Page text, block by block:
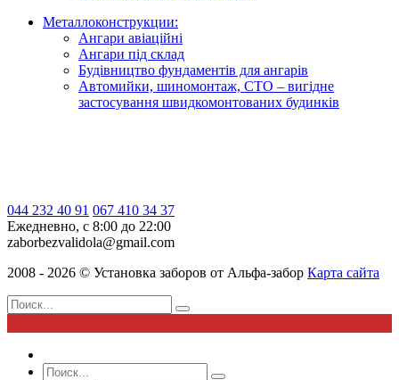
Металлоконструкции:
Ангари авіаційні
Ангари під склад
Будівництво фундаментів для ангарів
Автомийки, шиномонтаж, СТО – вигідне
застосування швидкомонтованих будинків
044 232 40 91 067 410 34 37
Ежедневно, с 8:00 до 22:00
zaborbezvalidola@gmail.com
2008 - 2026 © Установка заборов от Альфа-забор Карта сайта